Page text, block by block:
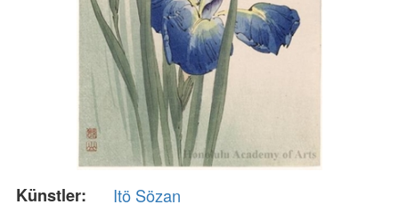
Künstler:
Itö Sözan